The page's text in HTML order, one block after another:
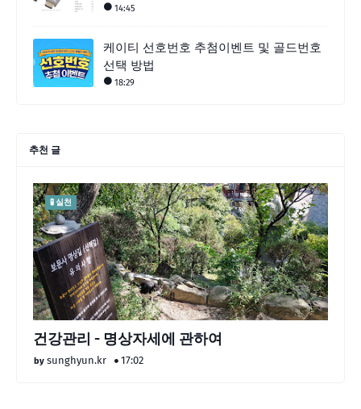
14:45
케이티 선호번호 추첨이벤트 및 골드번호
선택 방법
18:29
추천 글
🧪 실천
건강관리 - 명상자세에 관하여
sunghyun.kr 17:02